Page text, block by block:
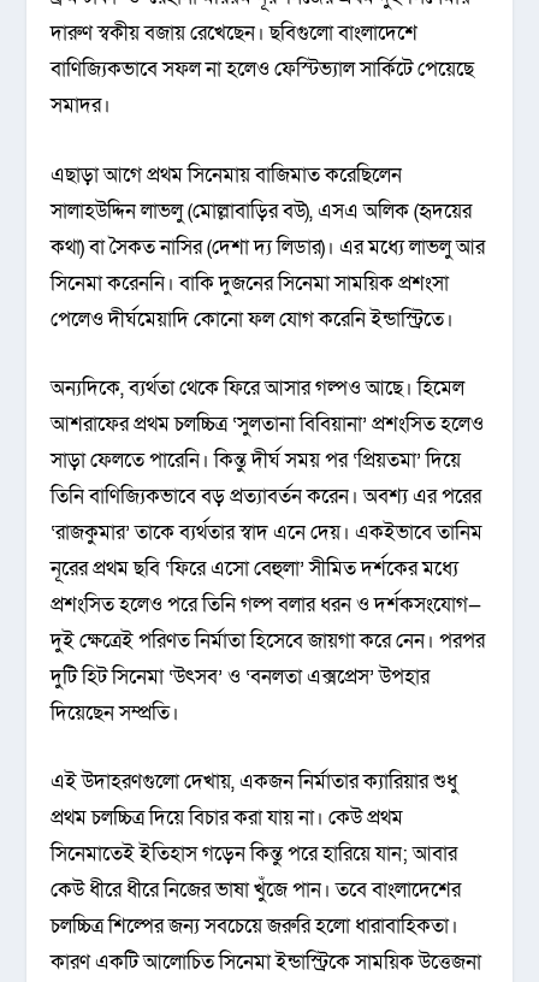
দারুণ স্বকীয় বজায় রেখেছেন। ছবিগুলো বাংলাদেশে
বাণিজ্যিকভাবে সফল না হলেও ফেস্টিভ্যাল সার্কিটে পেয়েছে
সমাদর।
এছাড়া আগে প্রথম সিনেমায় বাজিমাত করেছিলেন
সালাহউদ্দিন লাভলু (মোল্লাবাড়ির বউ), এসএ অলিক (হৃদয়ের
কথা) বা সৈকত নাসির (দেশা দ্য লিডার)। এর মধ্যে লাভলু আর
সিনেমা করেননি। বাকি দুজনের সিনেমা সাময়িক প্রশংসা
পেলেও দীর্ঘমেয়াদি কোনো ফল যোগ করেনি ইন্ডাস্ট্রিতে।
অন্যদিকে, ব্যর্থতা থেকে ফিরে আসার গল্পও আছে। হিমেল
আশরাফের প্রথম চলচ্চিত্র ‘সুলতানা বিবিয়ানা’ প্রশংসিত হলেও
সাড়া ফেলতে পারেনি। কিন্তু দীর্ঘ সময় পর ‘প্রিয়তমা’ দিয়ে
তিনি বাণিজ্যিকভাবে বড় প্রত্যাবর্তন করেন। অবশ্য এর পরের
‘রাজকুমার’ তাকে ব্যর্থতার স্বাদ এনে দেয়। একইভাবে তানিম
নূরের প্রথম ছবি ‘ফিরে এসো বেহুলা’ সীমিত দর্শকের মধ্যে
প্রশংসিত হলেও পরে তিনি গল্প বলার ধরন ও দর্শকসংযোগ—
দুই ক্ষেত্রেই পরিণত নির্মাতা হিসেবে জায়গা করে নেন। পরপর
দুটি হিট সিনেমা ‘উৎসব’ ও ‘বনলতা এক্সপ্রেস’ উপহার
দিয়েছেন সম্প্রতি।
এই উদাহরণগুলো দেখায়, একজন নির্মাতার ক্যারিয়ার শুধু
প্রথম চলচ্চিত্র দিয়ে বিচার করা যায় না। কেউ প্রথম
সিনেমাতেই ইতিহাস গড়েন কিন্তু পরে হারিয়ে যান; আবার
কেউ ধীরে ধীরে নিজের ভাষা খুঁজে পান। তবে বাংলাদেশের
চলচ্চিত্র শিল্পের জন্য সবচেয়ে জরুরি হলো ধারাবাহিকতা।
কারণ একটি আলোচিত সিনেমা ইন্ডাস্ট্রিকে সাময়িক উত্তেজনা